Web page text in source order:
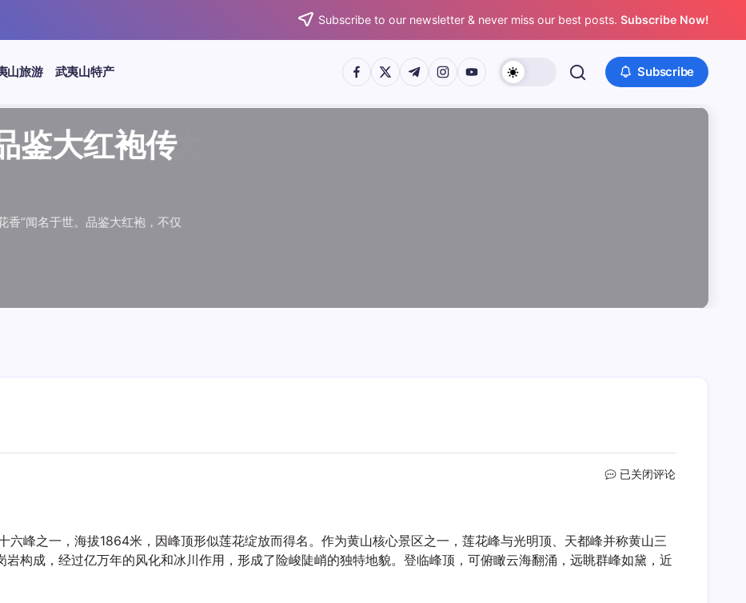
Subscribe to our newsletter & never miss our best posts. Subscribe Now!
山旅游 武夷山特产 https://www.facebook.com/
https://twitter.com/
https://t.me/
https://www.instagram.com/
https://youtube.com/ Subscribe
肉桂水仙大
，让时光慢下来。岩茶，产自福建武
鉴大红袍传
花香”闻名于世。品鉴大红袍，不仅
鉴武夷水仙
顺滑、底蕴绵长而备受茶客青睐。品
鉴武夷肉桂
中翘楚。其名源于香叶似肉桂，更因
经典岩茶对
闻名于世。所谓岩韵，是茶叶在武夷
鉴肉桂水仙
桂、水仙、大红袍作为岩茶代表，其
肉桂水仙大
，让时光慢下来。岩茶，产自福建武
鉴大红袍传
香”闻名于世。品鉴大红袍，不仅
武夷水仙
蕴绵长而备受茶客青睐。品
武夷肉桂
其名源于香叶似肉桂，更因
典岩茶对
。所谓岩韵，是茶叶在武夷
肉桂水仙
、大红袍作为岩茶代表，其
桂水仙大
慢下来。岩茶，产自福建武
大红袍传
名于世。品鉴大红袍，不仅
武夷水仙
蕴绵长而备受茶客青睐。品
武夷肉桂
其名源于香叶似肉桂，更因
典岩茶对
。所谓岩韵，是茶叶在武夷
肉桂水仙
、大红袍作为岩茶代表，其
莲
已关闭评论
六峰之一，海拔1864米，因峰顶形似莲花绽放而得名。作为黄山核心景区之一，莲花峰与光明顶、天都峰并称黄山三
岩构成，经过亿万年的风化和冰川作用，形成了险峻陡峭的独特地貌。登临峰顶，可俯瞰云海翻涌，远眺群峰如黛，近